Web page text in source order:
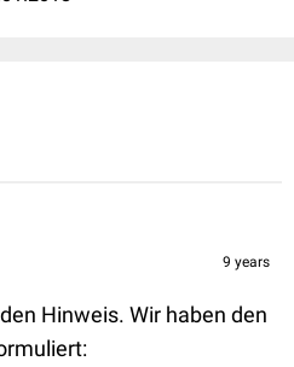
9 years
Hinweis. Wir haben den